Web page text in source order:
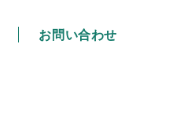
お問い合わせ